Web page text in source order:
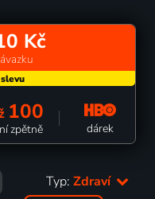
Kč
100
zpětně dárek
Typ: Zdraví